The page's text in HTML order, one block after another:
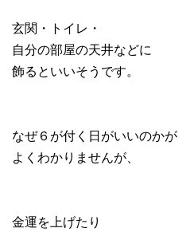
玄関・トイレ・
自分の部屋の天井などに
飾るといいそうです。
なぜ６が付く日がいいのかが
よくわかりませんが、
金運を上げたり